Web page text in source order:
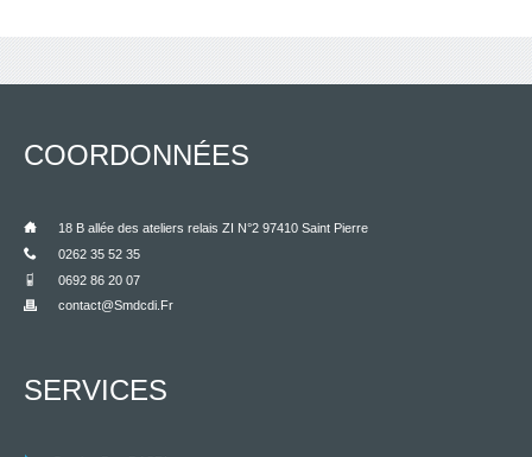
COORDONNÉES
18 B allée des ateliers relais ZI N°2 97410 Saint Pierre
0262 35 52 35
0692 86 20 07
Contact@smdcdi.fr
SERVICES